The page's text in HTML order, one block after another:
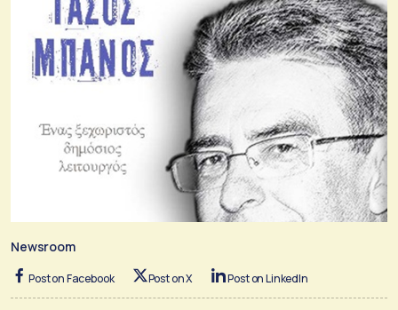
Newsroom
Post on Facebook Post on X Post on LinkedIn